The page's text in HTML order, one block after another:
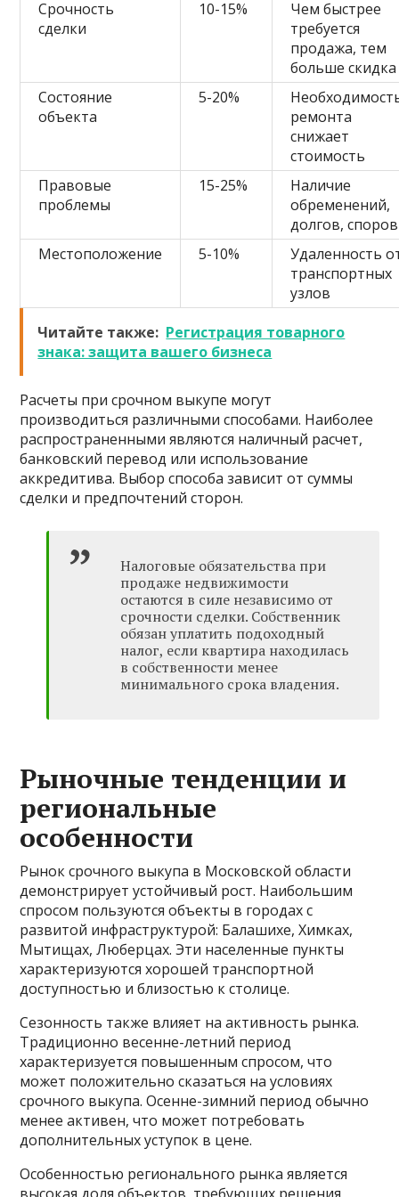
Срочность
сделки
10-15%
Чем быстрее
требуется
продажа, тем
больше скидка
Состояние
объекта
5-20%
ремонта
снижает
стоимость
Правовые
проблемы
15-25%
Наличие
обременений,
долгов, споров
Местоположение
5-10%
Удаленность
транспортных
узлов
Читайте также: Регистрация товарного
знака: защита вашего бизнеса
Расчеты при срочном выкупе могут
производиться различными способами. Наиболее
распространенными являются наличный расчет,
банковский перевод или использование
аккредитива. Выбор способа зависит от суммы
сделки и предпочтений сторон.
Налоговые обязательства при
продаже недвижимости
остаются в силе независимо от
срочности сделки. Собственник
обязан уплатить подоходный
налог, если квартира находилась
в собственности менее
минимального срока владения.
Рыночные тенденции и
региональные
особенности
Рынок срочного выкупа в Московской области
демонстрирует устойчивый рост. Наибольшим
спросом пользуются объекты в городах с
развитой инфраструктурой: Балашихе, Химках,
Мытищах, Люберцах. Эти населенные пункты
характеризуются хорошей транспортной
доступностью и близостью к столице.
Сезонность также влияет на активность рынка.
Традиционно весенне-летний период
характеризуется повышенным спросом, что
может положительно сказаться на условиях
срочного выкупа. Осенне-зимний период обычно
менее активен, что может потребовать
дополнительных уступок в цене.
Особенностью регионального рынка является